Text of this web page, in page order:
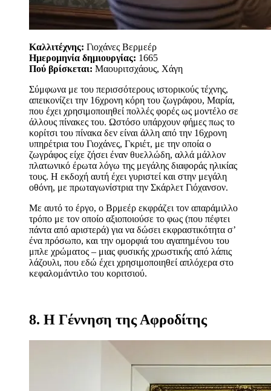
Καλλιτέχνης: Γιοχάνες Βερμεέρ
Ημερομηνία δημιουργίας: 1665
Πού βρίσκεται: Μαουριτσχάους, Χάγη
Σύμφωνα με του περισσότερους ιστορικούς τέχνης,
απεικονίζει την 16χρονη κόρη του ζωγράφου, Μαρία,
που έχει χρησιμοποιηθεί πολλές φορές ως μοντέλο σε
άλλους πίνακες του. Ωστόσο υπάρχουν φήμες πως το
κορίτσι του πίνακα δεν είναι άλλη από την 16χρονη
υπηρέτρια του Γιοχάνες, Γκριέτ, με την οποία ο
ζωγράφος είχε ζήσει έναν θυελλώδη, αλλά μάλλον
πλατωνικό έρωτα λόγω της μεγάλης διαφοράς ηλικίας
τους. Η εκδοχή αυτή έχει γυριστεί και στην μεγάλη
οθόνη, με πρωταγωνίστρια την Σκάρλετ Γιόχανσον.
Με αυτό το έργο, ο Βρμεέρ εκφράζει τον απαράμιλλο
τρόπο με τον οποίο αξιοποιούσε το φως (που πέφτει
πάντα από αριστερά) για να δώσει εκφραστικότητα σ’
ένα πρόσωπο, και την ομορφιά του αγαπημένου του
μπλε χρώματος – μιας φυσικής χρωστικής από λάπις
λάζουλι, που εδώ έχει χρησιμοποιηθεί απλόχερα στο
κεφαλομάντιλο του κοριτσιού.
8. Η Γέννηση της Αφροδίτης